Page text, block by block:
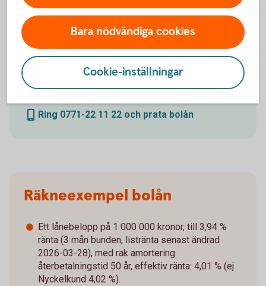
Prata bolån med oss
Har du frågor om bolån? Ring oss så hjälper vi dig!
Ring 0771-22 11 22 och prata bolån
Räkneexempel bolån
Ett lånebelopp på 1 000 000 kronor, till 3,94 %
ränta (3 mån bunden, listränta senast ändrad
2026-03-28), med rak amortering
återbetalningstid 50 år, effektiv ränta: 4,01 % (ej
Nyckelkund 4,02 %).
Bara nödvändiga cookies
Cookie-inställningar